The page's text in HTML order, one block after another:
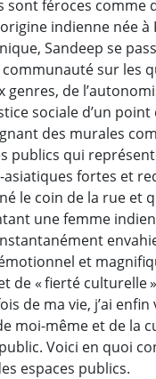
sont féroces comme
indienne née à
Sandeep se
communauté sur les
genres, de
sociale d’un point
des murales
publics qui
asiatiques fortes et
le coin de la rue et
une femme
et
de « fierté culturelle
de ma vie, j’ai enfin
moi-même et de la
Voici en quoi
espaces publics.